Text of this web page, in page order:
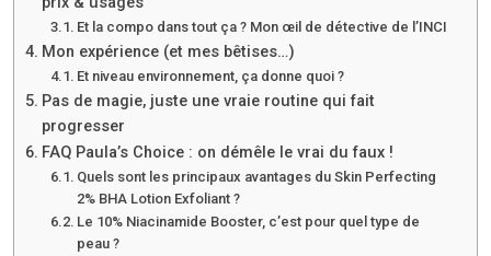
Et la compo dans tout ça ? Mon œil de détective de l’INCI
Mon expérience (et mes bêtises…)
Et niveau environnement, ça donne quoi ?
Pas de magie, juste une vraie routine qui fait
progresser
FAQ Paula’s Choice : on démêle le vrai du faux !
Quels sont les principaux avantages du Skin Perfecting
2% BHA Lotion Exfoliant ?
Le 10% Niacinamide Booster, c’est pour quel type de
peau ?